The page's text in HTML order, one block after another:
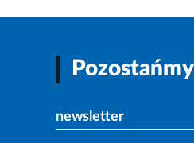
newsletter